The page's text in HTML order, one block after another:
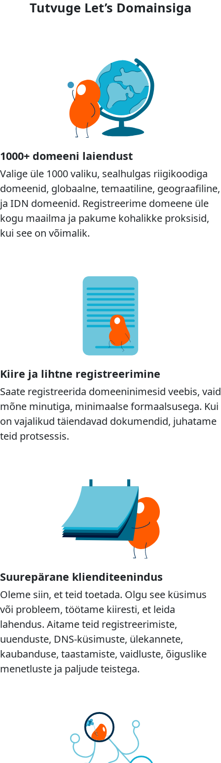
Tutvuge Let’s Domainsiga
1000+ domeeni laiendust
Valige üle 1000 valiku, sealhulgas riigikoodiga
domeenid, globaalne, temaatiline, geograafiline,
ja IDN domeenid. Registreerime domeene üle
kogu maailma ja pakume kohalikke proksisid,
kui see on võimalik.
Kiire ja lihtne registreerimine
Saate registreerida domeeninimesid veebis, vaid
mõne minutiga, minimaalse formaalsusega. Kui
on vajalikud täiendavad dokumendid, juhatame
teid protsessis.
Suurepärane klienditeenindus
Oleme siin, et teid toetada. Olgu see küsimus
või probleem, töötame kiiresti, et leida
lahendus. Aitame teid registreerimiste,
uuenduste, DNS-küsimuste, ülekannete,
kaubanduse, taastamiste, vaidluste, õiguslike
menetluste ja paljude teistega.